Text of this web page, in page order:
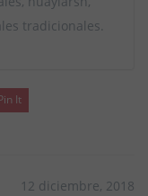
tradicionales.
It
12 diciembre, 2018